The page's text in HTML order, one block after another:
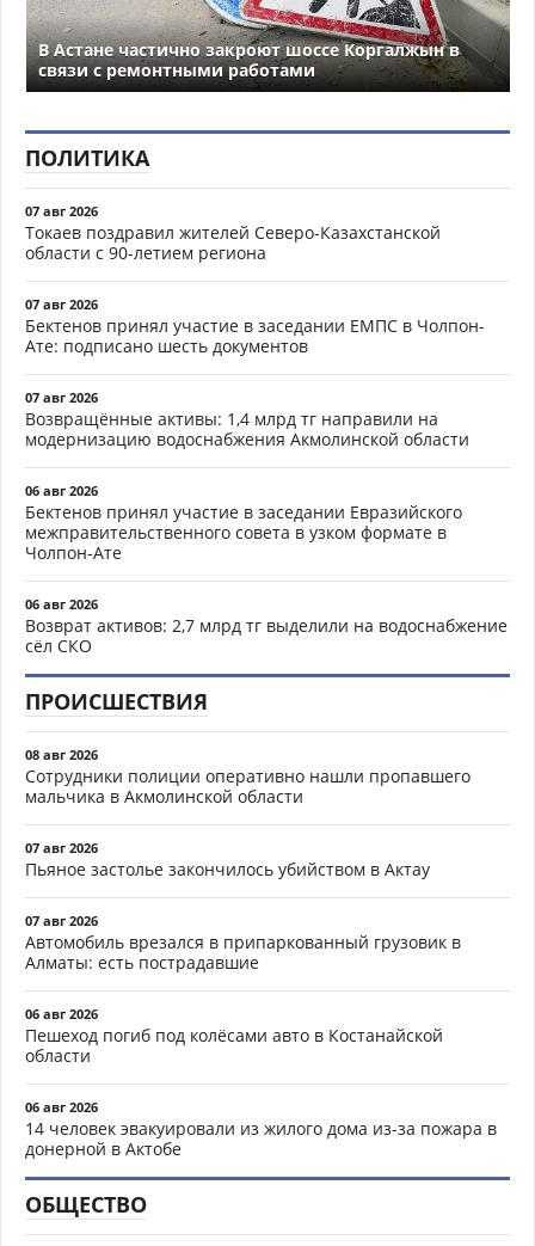
В Астане частично закроют шоссе Коргалжын в
связи с ремонтными работами
ПОЛИТИКА
07 авг 2026
Токаев поздравил жителей Северо-Казахстанской
области с 90-летием региона
07 авг 2026
Бектенов принял участие в заседании ЕМПС в Чолпон-
Ате: подписано шесть документов
07 авг 2026
Возвращённые активы: 1,4 млрд тг направили на
модернизацию водоснабжения Акмолинской области
06 авг 2026
Бектенов принял участие в заседании Евразийского
межправительственного совета в узком формате в
Чолпон-Ате
06 авг 2026
Возврат активов: 2,7 млрд тг выделили на водоснабжение
сёл СКО
ПРОИСШЕСТВИЯ
08 авг 2026
Сотрудники полиции оперативно нашли пропавшего
мальчика в Акмолинской области
07 авг 2026
Пьяное застолье закончилось убийством в Актау
07 авг 2026
Автомобиль врезался в припаркованный грузовик в
Алматы: есть пострадавшие
06 авг 2026
Пешеход погиб под колёсами авто в Костанайской
области
06 авг 2026
14 человек эвакуировали из жилого дома из-за пожара в
донерной в Актобе
ОБЩЕСТВО